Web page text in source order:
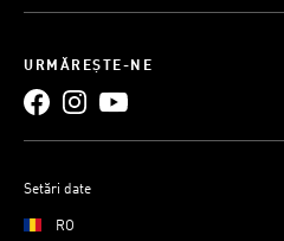
URMĂREȘTE-NE
Setări date
RO